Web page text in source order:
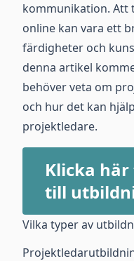
kommunikation. Att
online kan vara ett
färdigheter och
denna artikel
behöver veta om
och hur det kan
projektledare.
Klicka
till
Vilka typer av